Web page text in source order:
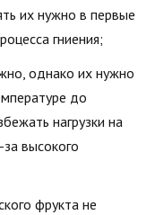
их нужно в первые
гниения;
однако их нужно
до
нагрузки на
высокого
фрукта не